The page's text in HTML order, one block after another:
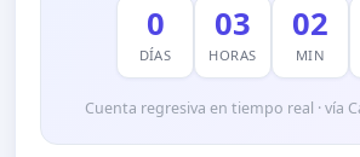
0
DÍAS
03
HORAS
02
MIN
Cuenta regresiva en tiempo real · vía